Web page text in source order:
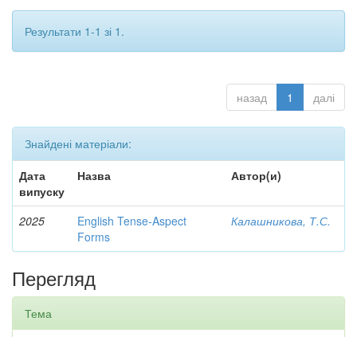
Результати 1-1 зі 1.
назад 1 далі
Знайдені матеріали:
Дата
випуску
Назва Автор(и)
2025
English Tense-Aspect
Forms
Калашникова, Т.С.
Перегляд
Тема